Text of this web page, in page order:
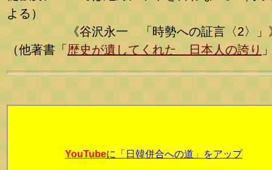
よる）
《谷沢永一 「時勢への証言〈2〉」
（他著書「 歴史が遺してくれた 日本人の誇り